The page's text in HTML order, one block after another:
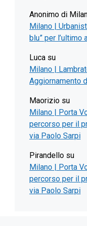
Anonimo di
Milano |
blu” per l’ultimo
Luca su
Milano |
Aggiornamento
Maorizio su
Milano | Porta
percorso per il
via Paolo Sarpi
Pirandello su
Milano | Porta
percorso per il
via Paolo Sarpi